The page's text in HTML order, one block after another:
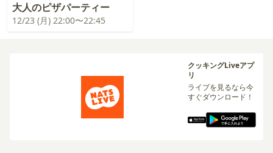
大人のピザパーティー
12/23 (月) 22:00〜22:45
クッキングLiveアプ
リ
ライブを見るなら今
すぐダウンロード！